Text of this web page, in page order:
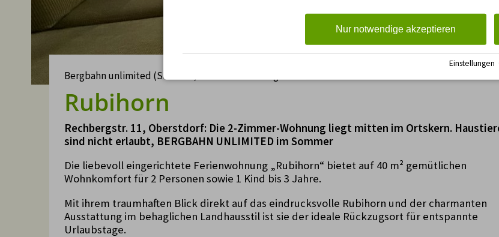
Bergbahn unlimited (Sommer) in dieser Wohnung
Rubihorn
Rechbergstr. 11, Oberstdorf: Die 2-Zimmer-Wohnung liegt mitten im Ortskern.
sind nicht erlaubt, BERGBAHN UNLIMITED im Sommer
Die liebevoll eingerichtete Ferienwohnung „Rubihorn“ bietet auf 40 m² gemütlichen
Wohnkomfort für 2 Personen sowie 1 Kind bis 3 Jahre.
Mit ihrem traumhaften Blick direkt auf das eindrucksvolle Rubihorn und der charmanten
Ausstattung im behaglichen Landhausstil ist sie der ideale Rückzugsort für entspannte
Urlaubstage.
Nur notwendige akzeptieren
Einstellungen